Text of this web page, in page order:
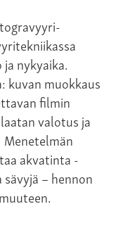
nykyaika.
kuvan muokkaus
filmin
valotus ja
akvatinta -
– hennon